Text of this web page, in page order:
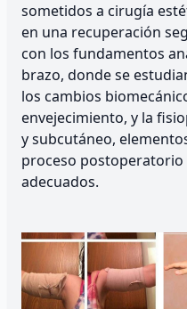
sometidos a cirugía
en una recuperación
con los fundamentos
brazo, donde se
los cambios
envejecimiento, y la
y subcutáneo,
proceso
adecuados.